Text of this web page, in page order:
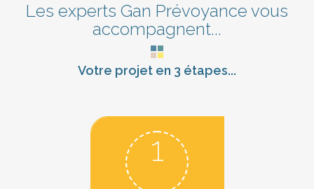
Les experts Gan Prévoyance vous
accompagnent...
Votre projet en 3 étapes...
1